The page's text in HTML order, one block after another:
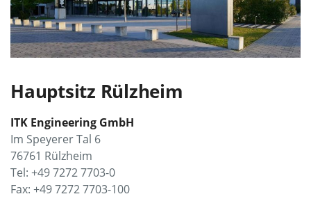
Hauptsitz Rülzheim
ITK Engineering GmbH
Im Speyerer Tal 6
76761 Rülzheim
Tel: +49 7272 7703-0
Fax: +49 7272 7703-100